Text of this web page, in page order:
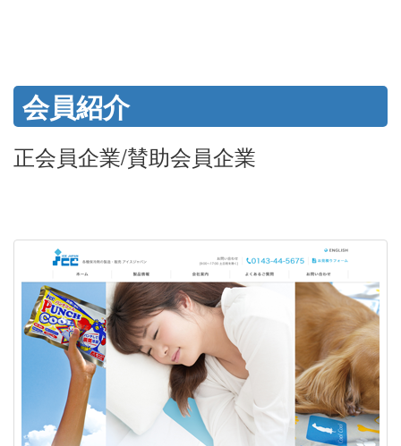
会員紹介
正会員企業/賛助会員企業